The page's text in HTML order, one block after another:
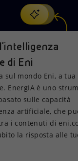
, la nostra nuova
energetica
transizione
Comunicati Stampa
E REPORT
1 ottobre
di Eni
sul mondo Eni, a tua
EnergIA è uno
sulle capacità
artificiale, che
i contenuti di
la risposta alle